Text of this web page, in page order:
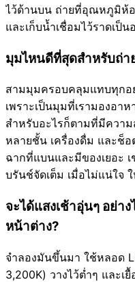
ไว้ด้านบน ถ่ายที่อุณหภูมิห้อ
และเก็บน้ำเชื่อมไว้ราดเป็น
มุมไหนดีที่สุดสำหรับถ่า
สามมุมครอบคลุมแทบทุกอ
เพราะเป็นมุมที่เรามองอา
สำหรับอะไรก็ตามที่มีควา
หลายชั้น เครื่องดื่ม และช็อ
ฉากที่แบนและมีของเยอะ
บรันช์จัดเต็ม เมื่อไม่แน่ใจ
จะได้แสงเช้าอุ่นๆ อย่า
หน้าต่าง?
จำลองมันขึ้นมา ใช้หลอด
3,200K) วางไว้ต่ำๆ และเ